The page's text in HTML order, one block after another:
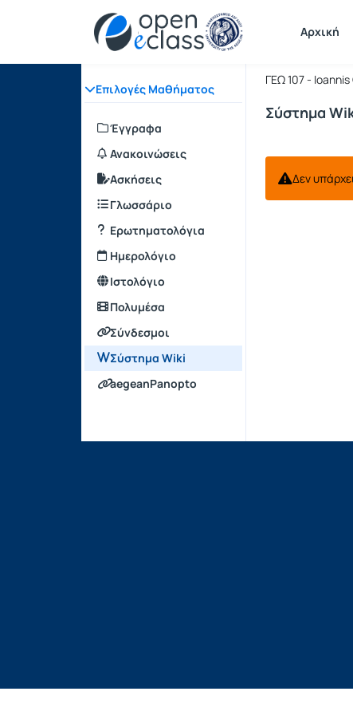
Αρχική
Επιλογές Μαθήματος
Έγγραφα
Ανακοινώσεις
Ασκήσεις
Γλωσσάριο
Ερωτηματολόγια
Ημερολόγιο
Ιστολόγιο
Πολυμέσα
Σύνδεσμοι
Σύστημα Wiki
aegeanPanopto
Μάθημα :
Κωδικός :
ΓΕΩ 107 -
Σύστημα
Δεν